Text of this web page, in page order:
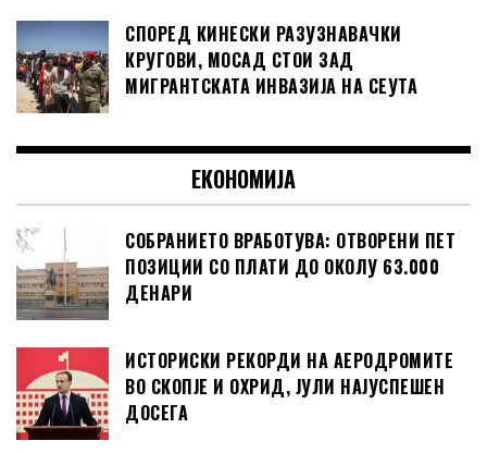
СПОРЕД КИНЕСКИ РАЗУЗНАВАЧКИ
КРУГОВИ, МОСАД СТОИ ЗАД
МИГРАНТСКАТА ИНВАЗИЈА НА СЕУТА
ЕКОНОМИЈА
СОБРАНИЕТО ВРАБОТУВА: ОТВОРЕНИ ПЕТ
ПОЗИЦИИ СО ПЛАТИ ДО ОКОЛУ 63.000
ДЕНАРИ
ИСТОРИСКИ РЕКОРДИ НА АЕРОДРОМИТЕ
ВО СКОПЈЕ И ОХРИД, ЈУЛИ НАЈУСПЕШЕН
ДОСЕГА